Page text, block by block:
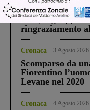
Piscina di
Pnrr, il gruppo
ringraziamento
Cronaca 3 Agosto 2026
Scomparso da
Fiorentino
Levane nel 2020
Cronaca 4 Agosto 2026